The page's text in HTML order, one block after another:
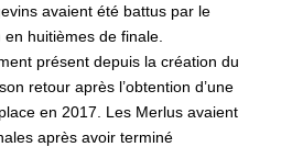
avaient été battus par le
huitièmes de finale.
présent depuis la création du
retour après l’obtention d’une
en 2017. Les Merlus avaient
après avoir terminé